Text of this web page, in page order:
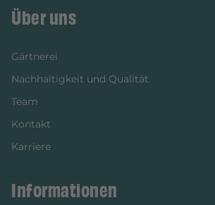
Über uns
Gärtnerei
Nachhaltigkeit und Qualität
Team
Kontakt
Karriere
Informationen